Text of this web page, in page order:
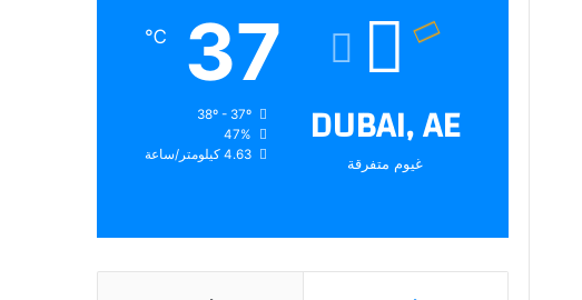
DUBAI, AE
غيوم متفرقة
37
℃
38º - 37º
47%
4.63 كيلومتر/ساعة